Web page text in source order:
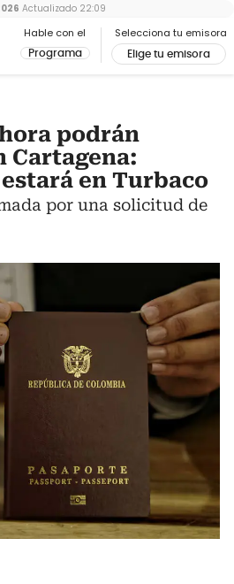
Hable con el
Programa
Selecciona tu emisora
Elige tu emisora
Actualizado 22:09
podrán
Cartagena:
en Turbaco
por una solicitud de